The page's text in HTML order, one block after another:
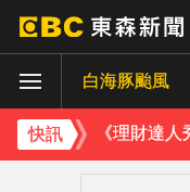
白海豚颱風
快訊